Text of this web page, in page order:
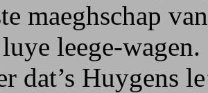
maeghschap
leege-wagen.
dat’s